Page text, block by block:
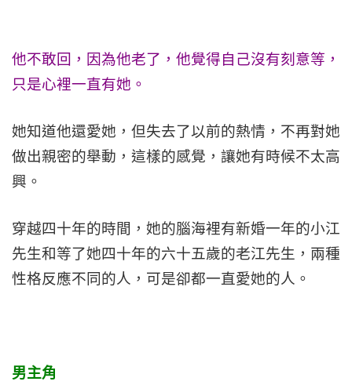
他不敢回，因為他老了，他覺得自己沒有刻意等，
只是心裡一直有她。
她知道他還愛她，但失去了以前的熱情，不再對她
做出親密的舉動，這樣的感覺，讓她有時候不太高
興。
穿越四十年的時間，她的腦海裡有新婚一年的小江
先生和等了她四十年的六十五歲的老江先生，兩種
性格反應不同的人，可是卻都一直愛她的人。
男主角